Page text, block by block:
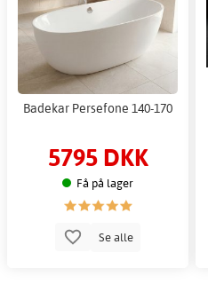
Badekar Persefone 140-170
5795 DKK
Få på lager
Se alle